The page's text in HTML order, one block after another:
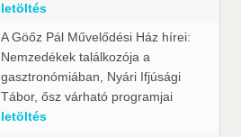
letöltés
A Göőz Pál Művelődési Ház hírei:
Nemzedékek találkozója a
gasztronómiában, Nyári Ifjúsági
Tábor, ősz várható programjai
letöltés